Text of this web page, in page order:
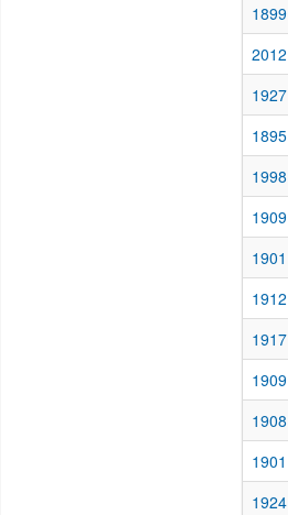
1899
2012
1927
1895
1998
1909
1901
1912
1917
1909
1908
1901
1924